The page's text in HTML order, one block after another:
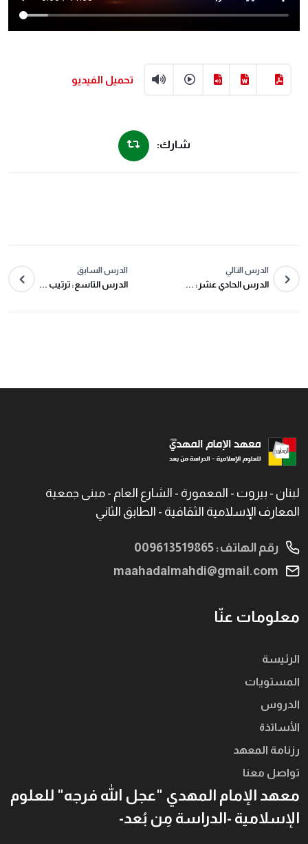
تحميل الفيديو
شارك:
الدرس التالي
الدرس الحادي عشر: ...
الدرس السابق
الدرس التاسع: ترتيب ...
لبنان - بيروت - المعمورة - الشارع العام - مبنى جمعية
المعارف الإسلامية الثقافية - الطابق الثاني
رقم الهاتف: 009613519865
maahadalmahdi@gmail.com
معلومات عنّا
الرئيسة
المستويات
الدروس
الأساتذة
رزنامة المعهد
تواصل معنا
معهد الإمام المهدي "عجل الله فرجه" للعلوم
الإسلامية -الدراسة مِن بُعد-